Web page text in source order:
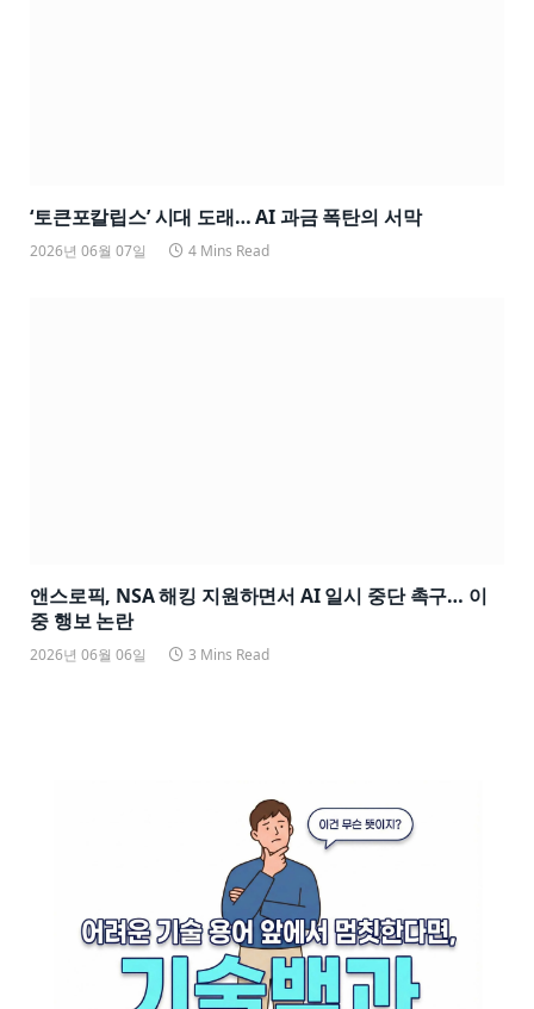
‘토큰포칼립스’ 시대 도래… AI 과금 폭탄의 서막
2026년 06월 07일 4 Mins Read
앤스로픽, NSA 해킹 지원하면서 AI 일시 중단 촉구… 이
중 행보 논란
2026년 06월 06일 3 Mins Read